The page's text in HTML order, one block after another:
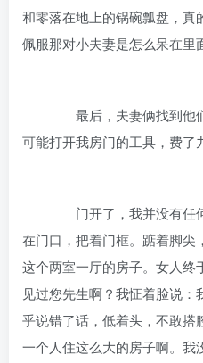
和零落在地上的锅碗瓢盘，
佩服那对小夫妻是怎么呆在里
最后，夫妻俩找到他
可能打开我房门的工具，费了
门开了，我并没有任
在门口，把着门框。踮着脚
这个两室一厅的房子。女人
见过您先生啊？我怔着脸说
乎说错了话，低着头，不敢搭
一个人住这么大的房子啊。我